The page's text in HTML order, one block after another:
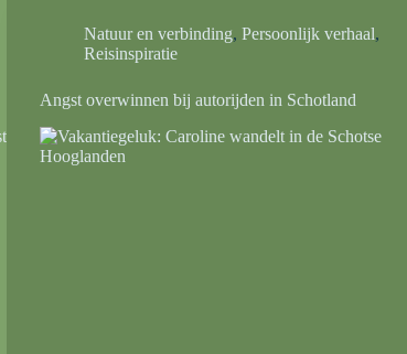
Natuur en verbinding,Persoonlijk verhaal,
Reisinspiratie
Angst overwinnen bij autorijden in Schotland